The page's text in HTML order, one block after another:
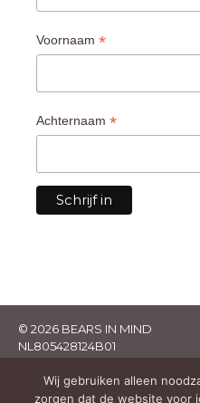
Voornaam *
Achternaam *
© 2026 BEARS IN MIND
NL805428124B01
Wij gebruiken alleen
zorgen dat de website voor